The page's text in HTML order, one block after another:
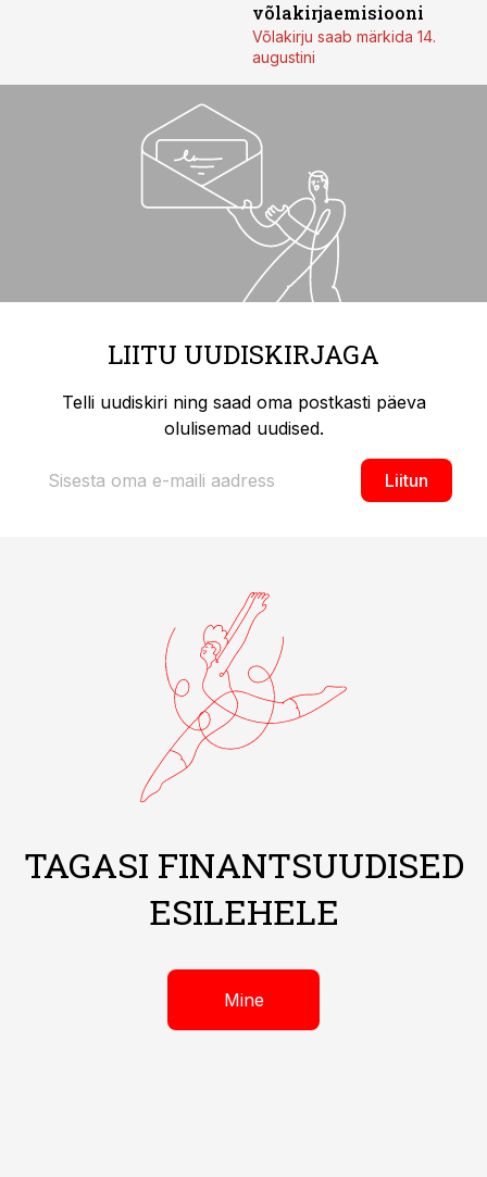
võlakirjaemisiooni
Võlakirju saab märkida 14.
augustini
LIITU UUDISKIRJAGA
Telli uudiskiri ning saad oma postkasti päeva
olulisemad uudised.
Liitun
TAGASI FINANTSUUDISED
ESILEHELE
Mine